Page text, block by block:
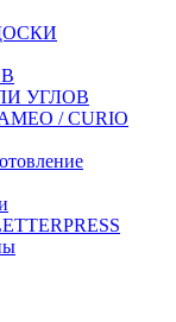
УГЛОВ
/ CURIO